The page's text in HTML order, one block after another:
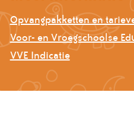
Opvangpakketten en
Voor- en Vroegschoolse
VVE Indicatie